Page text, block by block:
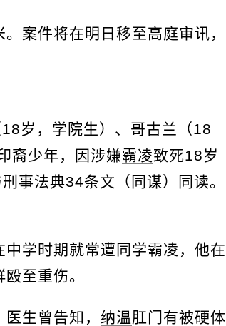
案件将在明日移至高庭审讯，
岁，学院生）、哥古兰（18
裔少年，因涉嫌霸凌致死18岁
事法典34条文（同谋）同读。
中学时期就常遭同学霸凌 ，他在
至重伤。
生曾告知， 纳温肛门有被硬体